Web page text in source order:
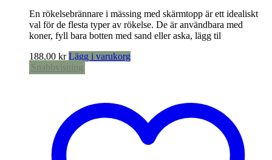
En rökelsebrännare i mässing med skärmtopp är ett idealiskt
val för de flesta typer av rökelse. De är användbara med
koner, fyll bara botten med sand eller aska, lägg til
188,00 kr Lägg i varukorg
Snabbvisning